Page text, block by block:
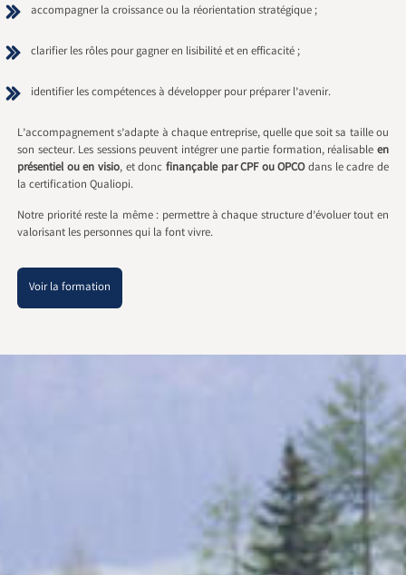
accompagner la croissance ou la réorientation stratégique ;
clarifier les rôles pour gagner en lisibilité et en efficacité ;
identifier les compétences à développer pour préparer l’avenir.
L’accompagnement s’adapte à chaque entreprise, quelle que soit sa taille ou
son secteur. Les sessions peuvent intégrer une partie formation, réalisable en
présentiel ou en visio, et donc finançable par CPF ou OPCOdans le cadre de
la certification Qualiopi.
Notre priorité reste la même : permettre à chaque structure d’évoluer tout en
valorisant les personnes qui la font vivre.
Voir la formation